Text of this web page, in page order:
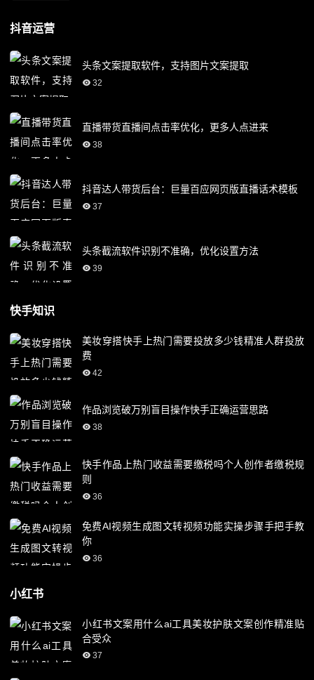
抖音运营
头条文案提取软件，支持图片文案提取
32
直播带货直播间点击率优化，更多人点进来
38
抖音达人带货后台：巨量百应网页版直播话术模板
37
头条截流软件识别不准确，优化设置方法
39
快手知识
美妆穿搭快手上热门需要投放多少钱精准人群投放
费
42
作品浏览破万别盲目操作快手正确运营思路
38
快手作品上热门收益需要缴税吗个人创作者缴税规
则
36
免费AI视频生成图文转视频功能实操步骤手把手教
你
36
小红书
小红书文案用什么ai工具美妆护肤文案创作精准贴
合受众
37